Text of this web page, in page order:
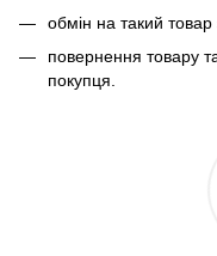
обмін на такий
повернення товару
покупця.